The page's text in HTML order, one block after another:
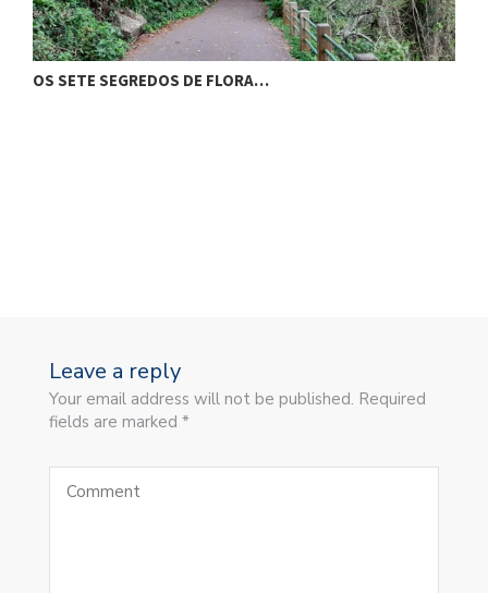
OS SETE SEGREDOS DE FLORA…
Leave a reply
Your email address will not be published. Required
fields are marked *